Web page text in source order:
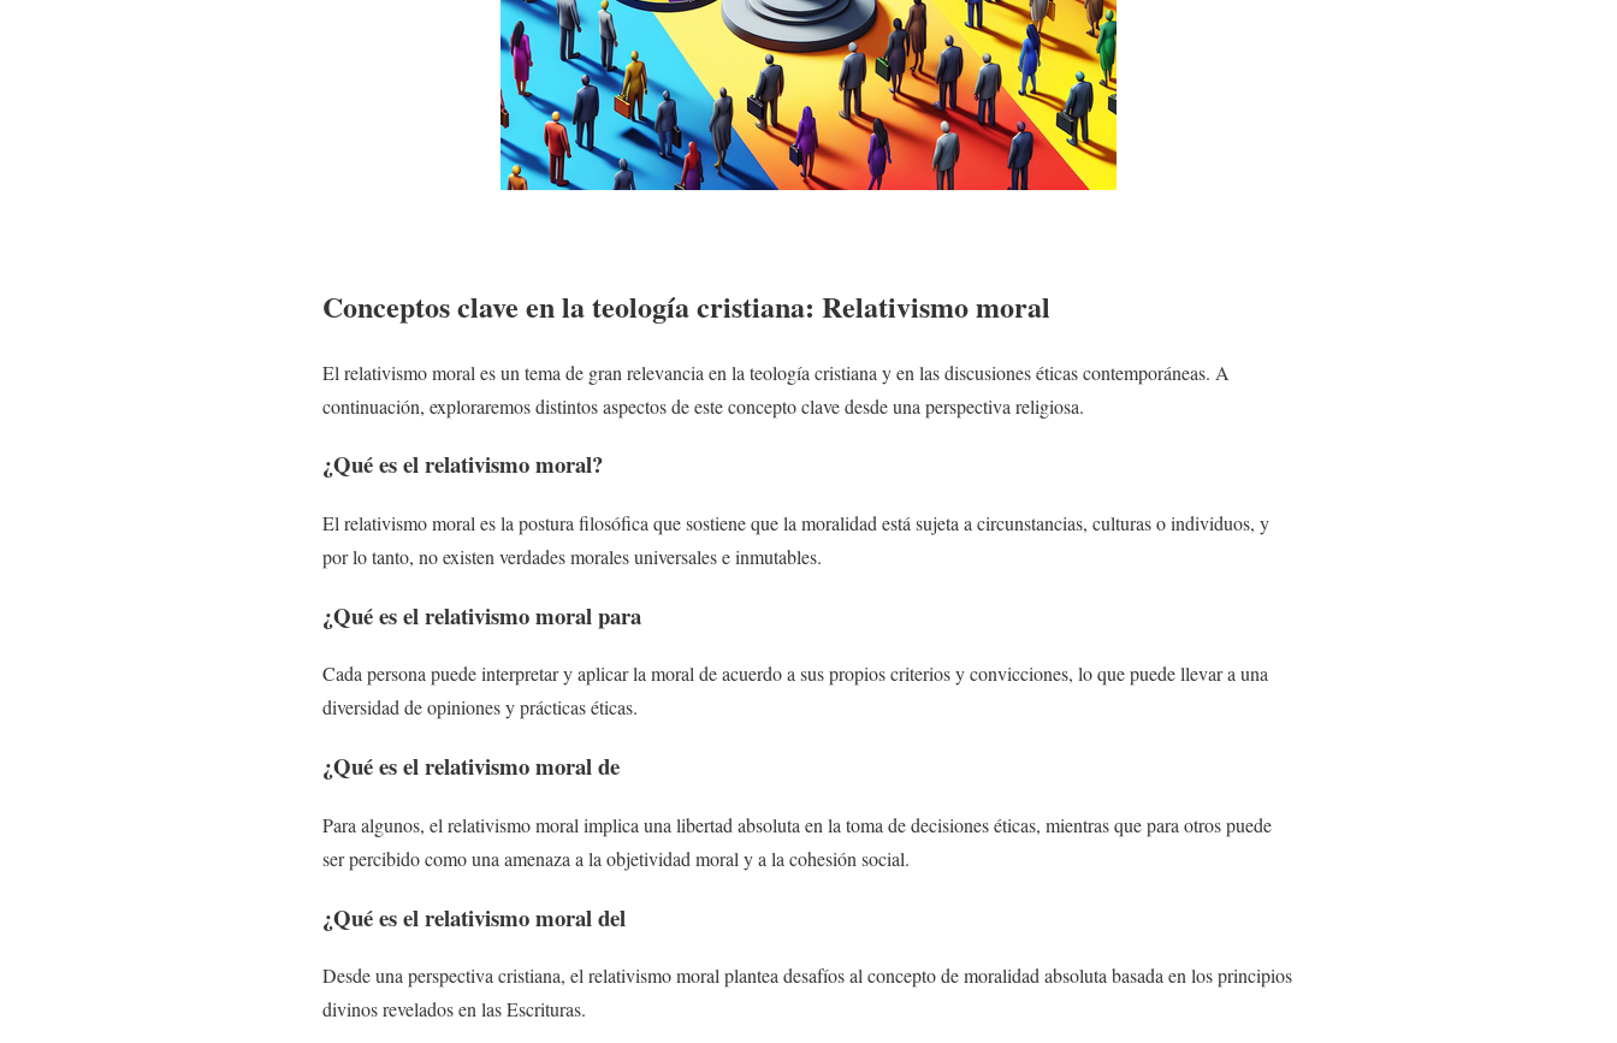
Conceptos clave en la teología cristiana: Relativismo moral
El relativismo moral es un tema de gran relevancia en la teología cristiana y en las discusiones éticas contemporáneas. A
continuación, exploraremos distintos aspectos de este concepto clave desde una perspectiva religiosa.
¿Qué es el relativismo moral?
El relativismo moral es la postura filosófica que sostiene que la moralidad está sujeta a circunstancias, culturas o individuos, y
por lo tanto, no existen verdades morales universales e inmutables.
¿Qué es el relativismo moral para
Cada persona puede interpretar y aplicar la moral de acuerdo a sus propios criterios y convicciones, lo que puede llevar a una
diversidad de opiniones y prácticas éticas.
¿Qué es el relativismo moral de
Para algunos, el relativismo moral implica una libertad absoluta en la toma de decisiones éticas, mientras que para otros puede
ser percibido como una amenaza a la objetividad moral y a la cohesión social.
¿Qué es el relativismo moral del
Desde una perspectiva cristiana, el relativismo moral plantea desafíos al concepto de moralidad absoluta basada en los principios
divinos revelados en las Escrituras.